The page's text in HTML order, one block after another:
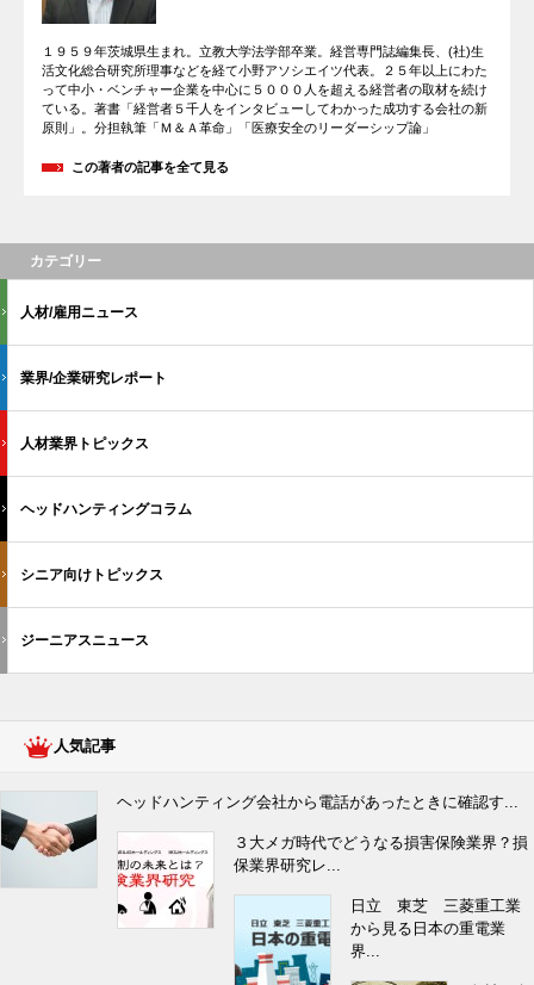
１９５９年茨城県生まれ。立教大学法学部卒業。経営専門誌編集長、(社)生
活文化総合研究所理事などを経て小野アソシエイツ代表。２５年以上にわた
って中小・ベンチャー企業を中心に５０００人を超える経営者の取材を続け
ている。著書「経営者５千人をインタビューしてわかった成功する会社の新
原則」。分担執筆「Ｍ＆Ａ革命」「医療安全のリーダーシップ論」
この著者の記事を全て見る
カテゴリー
人材/雇用ニュース
業界/企業研究レポート
人材業界トピックス
ヘッドハンティングコラム
シニア向けトピックス
ジーニアスニュース
人気記事
ヘッドハンティング会社から電話があったときに確認す...
３大メガ時代でどうなる損害保険業界？損
保業界研究レ...
日立 東芝 三菱重工業
から見る日本の重電業
界...